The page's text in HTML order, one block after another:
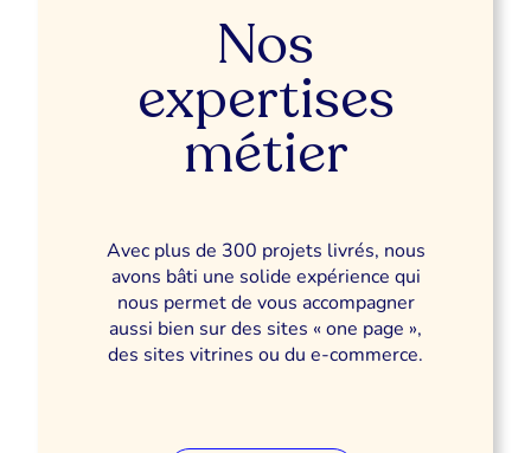
Nos
expertises
métier
Avec plus de 300 projets livrés, nous
avons bâti une solide expérience qui
nous permet de vous accompagner
aussi bien sur des sites « one page »,
des sites vitrines ou du e-commerce.